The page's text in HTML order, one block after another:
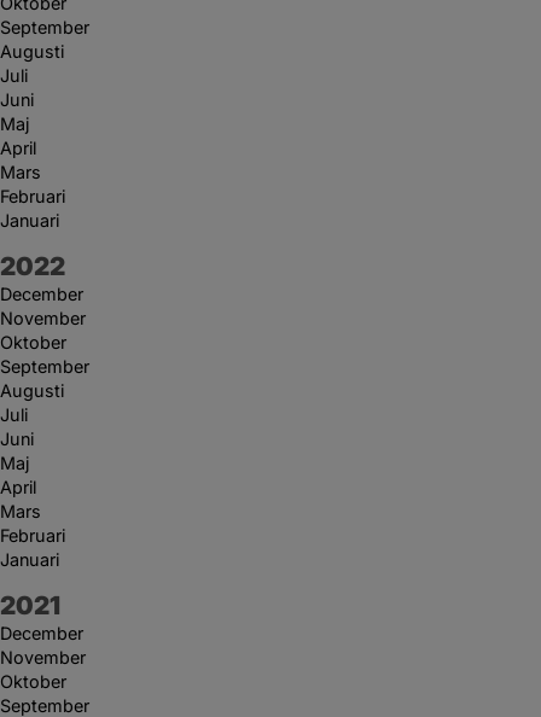
September
Augusti
Juli
Juni
Maj
April
Mars
Februari
Januari
År:
2022
December
November
Oktober
September
Augusti
Juli
Juni
Maj
April
Mars
Februari
Januari
År:
2021
December
November
Oktober
September